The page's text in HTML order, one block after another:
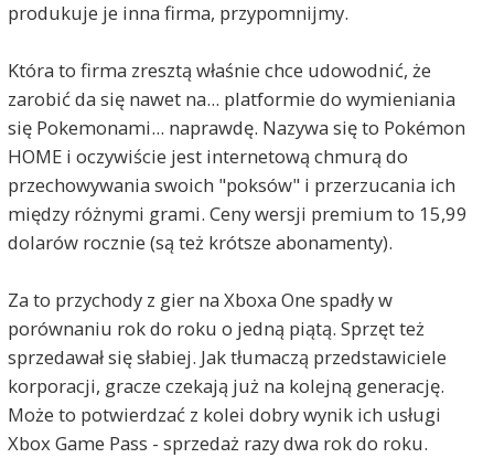
produkuje je inna firma, przypomnijmy.
Która to firma zresztą właśnie chce udowodnić, że
zarobić da się nawet na... platformie do wymieniania
się Pokemonami... naprawdę. Nazywa się to Pokémon
HOME i oczywiście jest internetową chmurą do
przechowywania swoich "poksów" i przerzucania ich
między różnymi grami. Ceny wersji premium to 15,99
dolarów rocznie (są też krótsze abonamenty).
Za to przychody z gier na Xboxa One spadły w
porównaniu rok do roku o jedną piątą. Sprzęt też
sprzedawał się słabiej. Jak tłumaczą przedstawiciele
korporacji, gracze czekają już na kolejną generację.
Może to potwierdzać z kolei dobry wynik ich usługi
Xbox Game Pass - sprzedaż razy dwa rok do roku.